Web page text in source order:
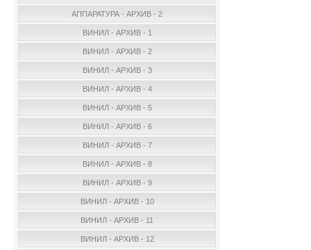
АППАРАТУРА - АРХИВ - 2
ВИНИЛ - АРХИВ - 1
ВИНИЛ - АРХИВ - 2
ВИНИЛ - АРХИВ - 3
ВИНИЛ - АРХИВ - 4
ВИНИЛ - АРХИВ - 5
ВИНИЛ - АРХИВ - 6
ВИНИЛ - АРХИВ - 7
ВИНИЛ - АРХИВ - 8
ВИНИЛ - АРХИВ - 9
ВИНИЛ - АРХИВ - 10
ВИНИЛ - АРХИВ - 11
ВИНИЛ - АРХИВ - 12